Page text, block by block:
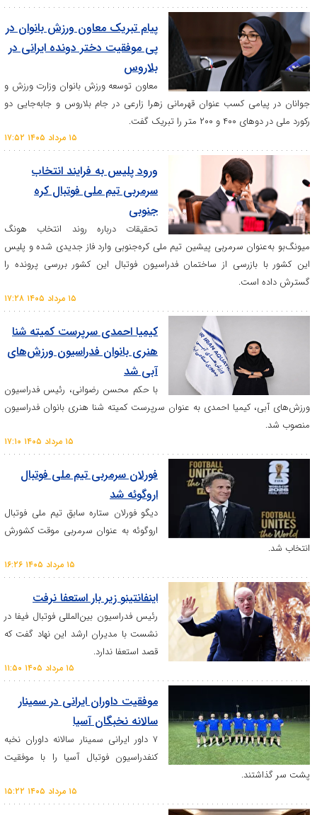
­پیام تبریک معاون ورزش بانوان در
پی موفقیت دختر دونده ایرانی در
بلاروس
معاون توسعه ورزش بانوان وزارت ورزش و
کسب عنوان قهرمانی زهرا زارعی در جام بلاروس و جابه‌جایی دو
تبریک گفت.
ورود پلیس به فرایند انتخاب
سرمربی تیم ملی فوتبال کره
جنوبی
تحقیقات درباره روند انتخاب هونگ
سرمربی پیشین تیم ملی کره‌جنوبی وارد فاز جدیدی شده و پلیس
از ساختمان فدراسیون فوتبال این کشور بررسی پرونده را
کیمیا احمدی سرپرست کمیته شنا
هنری بانوان فدراسیون ورزش‌های
آبی شد
با حکم محسن رضوانی، رئیس فدراسیون
احمدی به عنوان سرپرست کمیته شنا هنری بانوان فدراسیون
فورلان سرمربی تیم ملی فوتبال
اروگوئه شد
دیگو فورلان ستاره سابق تیم ملی فوتبال
اروگوئه به عنوان سرمربی موقت کشورش
­اینفانتینو زیر بار استعفا نرفت
رئیس فدراسیون بین‌المللی فوتبال فیفا در
نشست با مدیران ارشد این نهاد گفت که
قصد استعفا ندارد.
موفقیت داوران ایرانی در سمینار
سالانه نخبگان آسیا
۷ داور ایرانی سمینار سالانه داوران نخبه
کنفدراسیون فوتبال آسیا را با موفقیت